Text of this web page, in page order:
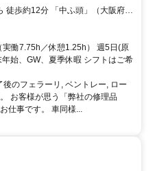
バス停 「コスモス
前」徒歩で約6分 「インテックス
：なし
働7.75h／休憩1.25h） 週5日(原
始、GW、夏季休暇 シフトはご希
のフェラーリ, ベントレー, ロー
お客様が思う「弊社の修理品
仕事です。 車同様...